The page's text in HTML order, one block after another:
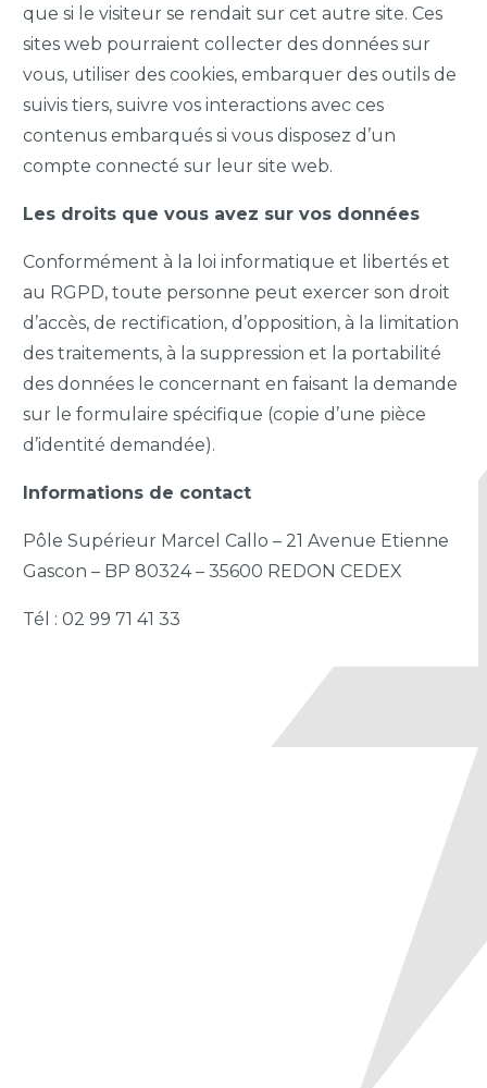
que si le visiteur se rendait sur cet autre site. Ces
sites web pourraient collecter des données sur
vous, utiliser des cookies, embarquer des outils de
suivis tiers, suivre vos interactions avec ces
contenus embarqués si vous disposez d’un
compte connecté sur leur site web.
Les droits que vous avez sur vos données
Conformément à la loi informatique et libertés et
au RGPD, toute personne peut exercer son droit
d’accès, de rectification, d’opposition, à la limitation
des traitements, à la suppression et la portabilité
des données le concernant en faisant la demande
sur le formulaire spécifique (copie d’une pièce
d’identité demandée).
Informations de contact
Pôle Supérieur Marcel Callo – 21 Avenue Etienne
Gascon – BP 80324 – 35600 REDON CEDEX
Tél : 02 99 71 41 33